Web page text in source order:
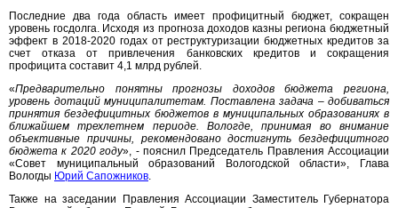
Последние два года область имеет профицитный бюджет, сокращен
уровень госдолга. Исходя из прогноза доходов казны региона бюджетный
эффект в 2018-2020 годах от реструктуризации бюджетных кредитов за
счет отказа от привлечения банковских кредитов и сокращения
профицита составит 4,1 млрд рублей.
«Предварительно понятны прогнозы доходов бюджета региона,
уровень дотаций муниципалитетам. Поставлена задача – добиваться
принятия бездефицитных бюджетов в муниципальных образованиях в
ближайшем трехлетнем периоде. Вологде, принимая во внимание
объективные причины, рекомендовано достигнуть бездефицитного
бюджета к 2020 году», - пояснил Председатель Правления Ассоциации
«Совет муниципальный образований Вологодской области», Глава
Вологды Юрий Сапожников.
Также на заседании Правления Ассоциации Заместитель Губернатора